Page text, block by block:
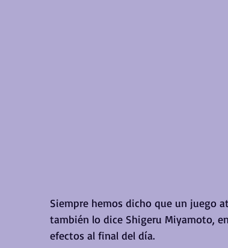
Siempre hemos dicho que un juego
también lo dice Shigeru Miyamoto,
efectos al final del día.